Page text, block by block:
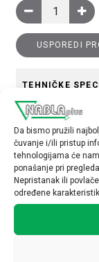
Da bismo pružili
čuvanje i/ili pristup
tehnologijama će
ponašanje pri
Nepristanak ili
određene
Kućište
USPOREDI
TEHNIČKE
Serija
D7
Povezani